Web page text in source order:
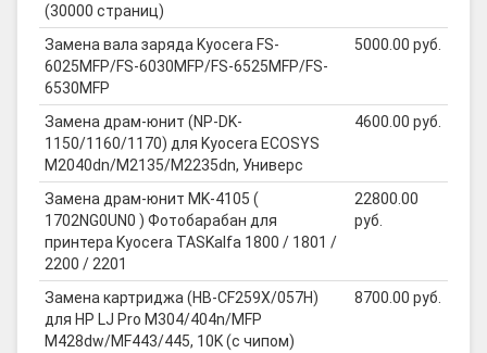
(30000 страниц)
Замена вала заряда Kyocera FS-
6025MFP/FS-6030MFP/FS-6525MFP/FS-
6530MFP
5000.00 руб.
Замена драм-юнит (NP-DK-
1150/1160/1170) для Kyocera ECOSYS
M2040dn/M2135/M2235dn, Универс
4600.00 руб.
Замена драм-юнит MK-4105 (
1702NG0UN0 ) Фотобарабан для
принтера Kyocera TASKalfa 1800 / 1801 /
2200 / 2201
22800.00
руб.
Замена картриджа (HB-CF259X/057H)
для HP LJ Pro M304/404n/MFP
M428dw/MF443/445, 10K (с чипом)
8700.00 руб.